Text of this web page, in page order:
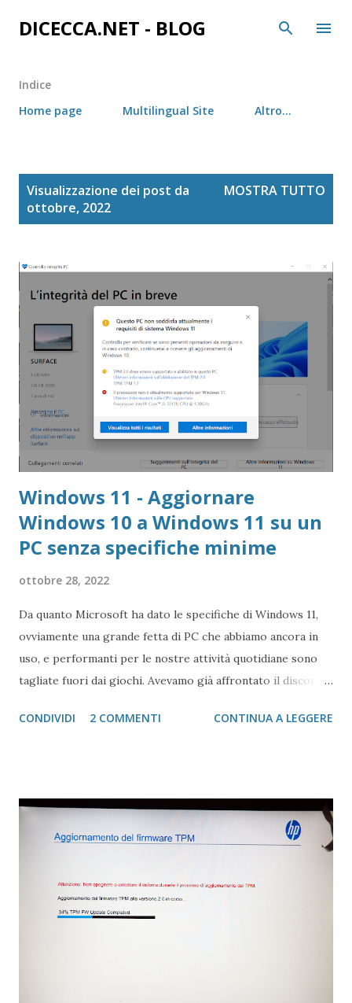
Passa ai contenuti principali
DICECCA.NET - BLOG
Indice
Home page
Multilingual Site Altro…
Visualizzazione dei post da
ottobre, 2022
MOSTRA TUTTO
Windows 11 - Aggiornare
Windows 10 a Windows 11 su un
PC senza specifiche minime
ottobre 28, 2022
Da quanto Microsoft ha dato le specifiche di Windows 11,
ovviamente una grande fetta di PC che abbiamo ancora in
uso, e performanti per le nostre attività quotidiane sono
tagliate fuori dai giochi. Avevamo già affrontato il discorso
11, che installammo usando una serie di applicazioni che
Windows 11 e/o superiori
CONDIVIDI 2 COMMENTI CONTINUA A LEGGERE